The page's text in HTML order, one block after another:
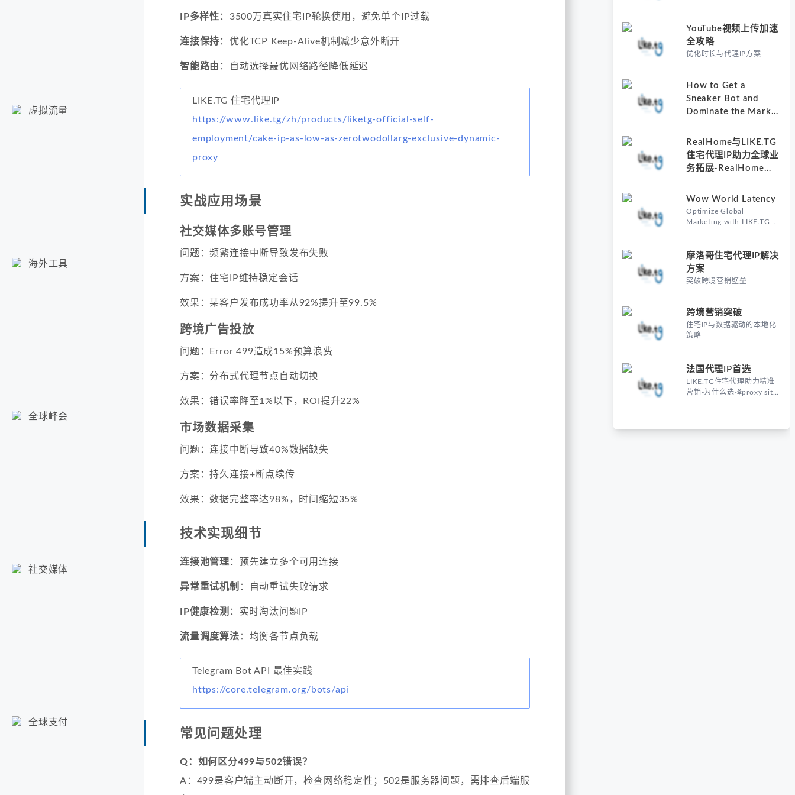
虚拟流量
海外工具
全球峰会
社交媒体
全球支付
IP多样性 ：3500万真实住宅IP轮换使用，避免单个IP过载
连接保持 ：优化TCP Keep-Alive机制减少意外断开
智能路由 ：自动选择最优网络路径降低延迟
LIKE.TG 住宅代理IP
https://www.like.tg/zh/products/liketg-official-self-
employment/cake-ip-as-low-as-zerotwodollarg-exclusive-dynamic-
proxy
实战应用场景
社交媒体多账号管理
问题：频繁连接中断导致发布失败
方案：住宅IP维持稳定会话
效果：某客户发布成功率从92%提升至99.5%
跨境广告投放
问题：Error 499造成15%预算浪费
方案：分布式代理节点自动切换
效果：错误率降至1%以下，ROI提升22%
市场数据采集
问题：连接中断导致40%数据缺失
方案：持久连接+断点续传
效果：数据完整率达98%，时间缩短35%
技术实现细节
连接池管理 ：预先建立多个可用连接
异常重试机制 ：自动重试失败请求
IP健康检测 ：实时淘汰问题IP
流量调度算法 ：均衡各节点负载
Telegram Bot API 最佳实践
https://core.telegram.org/bots/api
常见问题处理
Q：如何区分499与502错误？
A：499是客户端主动断开，检查网络稳定性；502是服务器问题，需排查后端服
YouTube视频上传加速
全攻略
优化时长与代理IP方案
How to Get a
Sneaker Bot and
Dominate the Market
Proxies-Why
Understanding How
to Get a Sneaker Bot
RealHome与LIKE.TG
住宅代理IP助力全球业
务拓展-RealHome
Solutions Inc的核心价
值
Wow World Latency
Optimize Global
Marketing with LIKE.TG
Marketing
摩洛哥住宅代理IP解决
方案
突破跨境营销壁垒
跨境营销突破
住宅IP与数据驱动的本地化
策略
法国代理IP首选
LIKE.TG住宅代理助力精准
营销-为什么选择proxy site